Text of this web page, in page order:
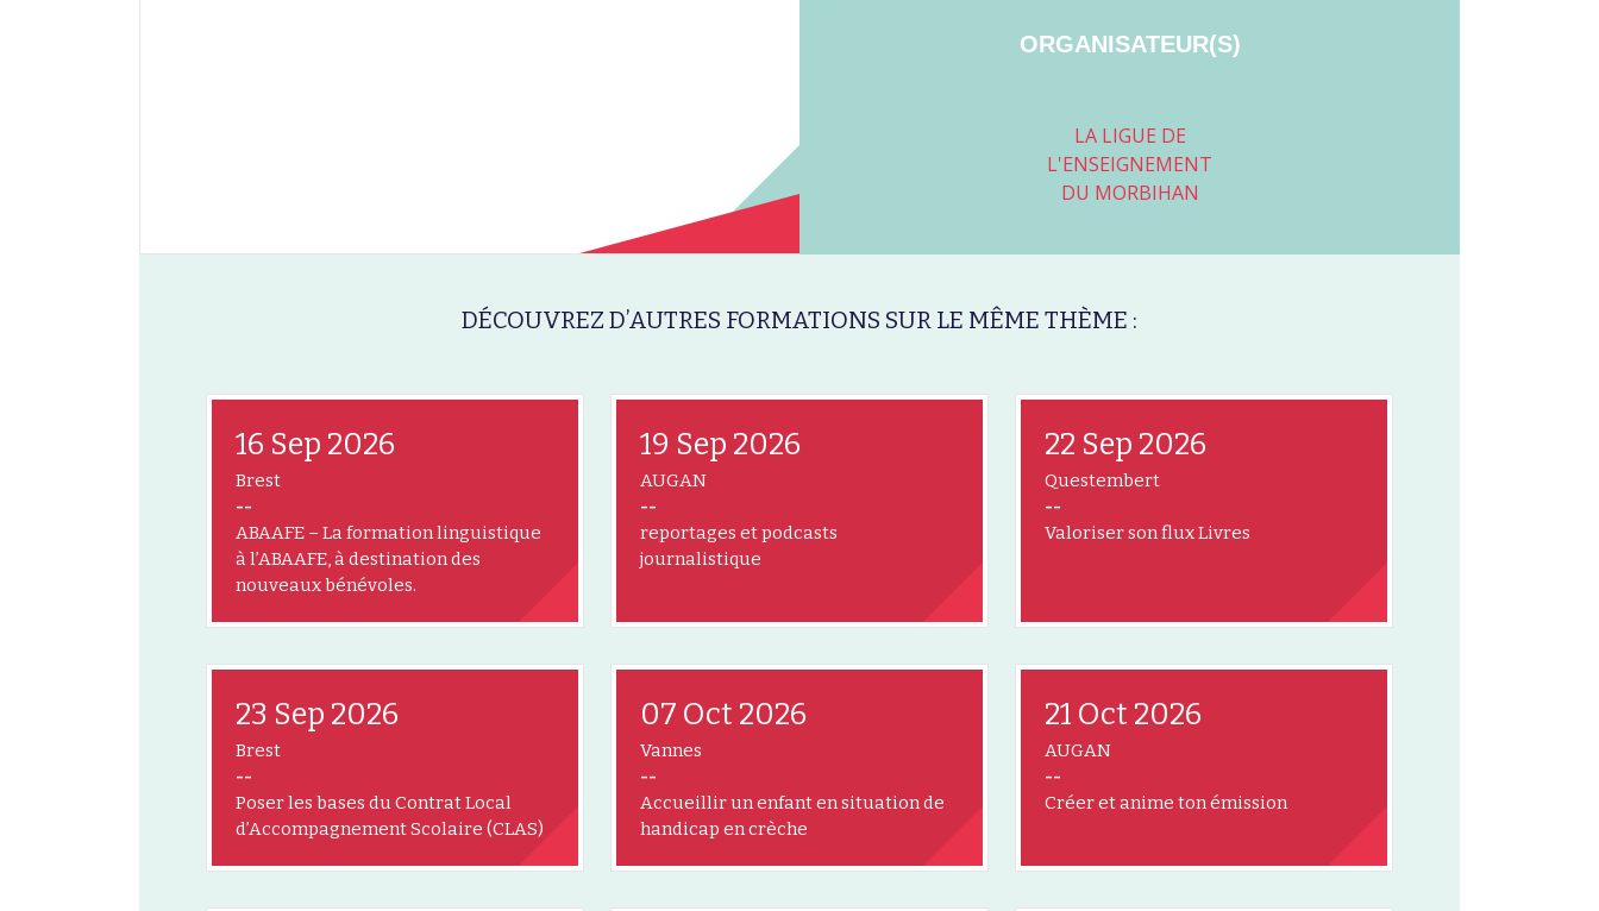
ORGANISATEUR(S)
LA LIGUE DE
L'ENSEIGNEMENT
DU MORBIHAN
DÉCOUVREZ D’AUTRES FORMATIONS SUR LE MÊME THÈME :
16 Sep 2026
Brest
--
ABAAFE – La formation linguistique
à l’ABAAFE, à destination des
nouveaux bénévoles.
19 Sep 2026
AUGAN
--
reportages et podcasts
journalistique
22 Sep 2026
Questembert
--
Valoriser son flux Livres
23 Sep 2026
Brest
--
Poser les bases du Contrat Local
d’Accompagnement Scolaire (CLAS)
07 Oct 2026
Vannes
--
Accueillir un enfant en situation de
handicap en crèche
21 Oct 2026
AUGAN
--
Créer et anime ton émission